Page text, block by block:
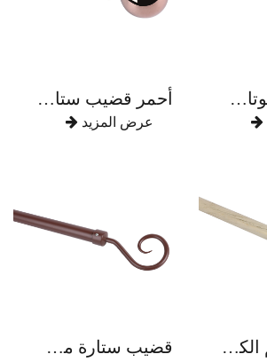
فانوس - منحوتات مجوفة الشكل مع قضيب ستارة من سبائك الزنك الماسي أحمر قضيب ستارة غلوب العتيقة
عرض المزيد
ستارة السهم الكلاسيكية سبائك الألومنيوم قضيب الستارة قضيب ستارة من النحاس